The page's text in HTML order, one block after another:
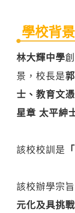
學校背景
林大輝中學
景，校長是
士、教育文憑
星章 太平紳士
該校校訓是
該校辦學宗
元化及具挑